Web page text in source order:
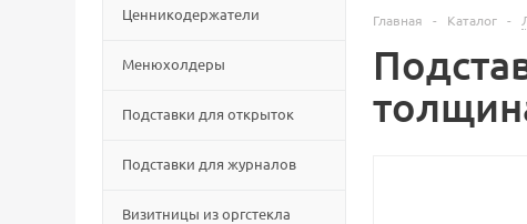
Ценникодержатели
Менюхолдеры
Подставки для открыток
Подставки для журналов
Визитницы из оргстекла
Главная - Каталог -